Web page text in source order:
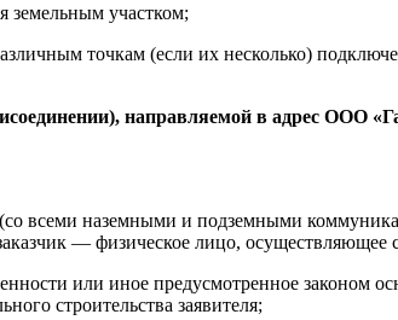
земельным участком;
точкам (если их несколько)
направляемой в адрес ООО
(со всеми наземными и подземными
— физическое лицо,
или иное предусмотренное законом
строительства заявителя;